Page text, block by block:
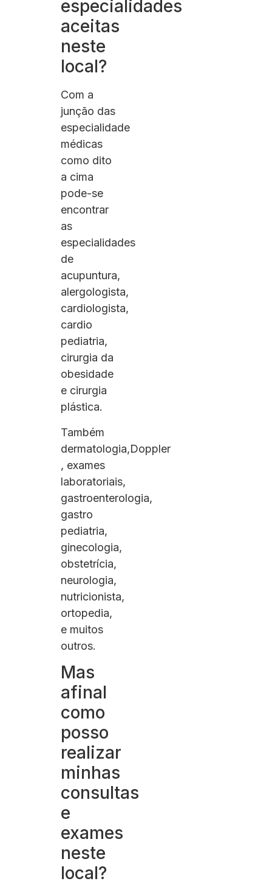
especialidades
aceitas
neste
local?
Com a
junção das
especialidade
médicas
como dito
a cima
pode-se
encontrar
as
especialidades
de
acupuntura,
alergologista,
cardiologista,
cardio
pediatria,
cirurgia da
obesidade
e cirurgia
plástica.
Também
dermatologia,Doppler
, exames
laboratoriais,
gastroenterologia,
gastro
pediatria,
ginecologia,
obstetrícia,
neurologia,
nutricionista,
ortopedia,
e muitos
outros.
Mas
afinal
como
posso
realizar
minhas
consultas
e
exames
neste
local?